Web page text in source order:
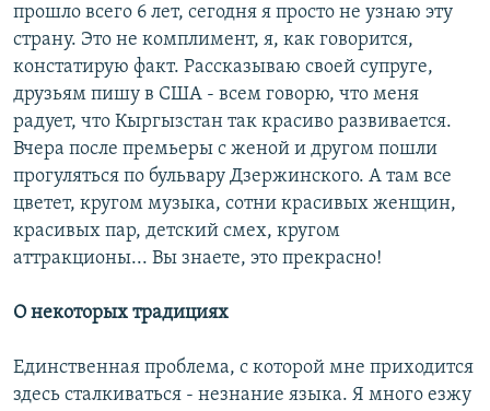
прошло всего 6 лет, сегодня я просто не узнаю эту
страну. Это не комплимент, я, как говорится,
констатирую факт. Рассказываю своей супруге,
друзьям пишу в США - всем говорю, что меня
радует, что Кыргызстан так красиво развивается.
Вчера после премьеры с женой и другом пошли
прогуляться по бульвару Дзержинского. А там все
цветет, кругом музыка, сотни красивых женщин,
красивых пар, детский смех, кругом
аттракционы... Вы знаете, это прекрасно!
О некоторых традициях
Единственная проблема, с которой мне приходится
здесь сталкиваться - незнание языка. Я много езжу